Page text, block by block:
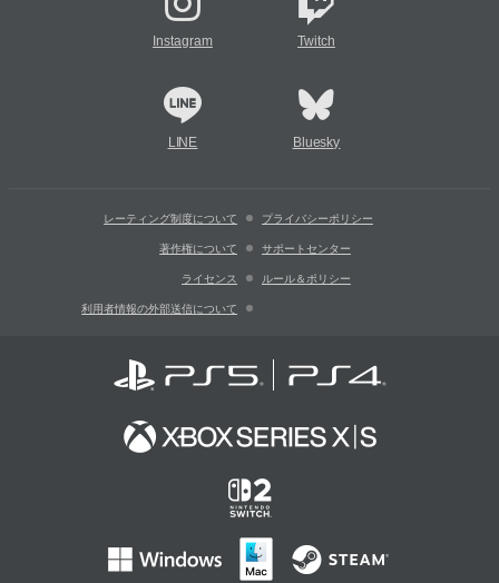
Instagram Twitch
LINE Bluesky
レーティング制度について プライバシーポリシー
著作権について サポートセンター
ライセンス ルール＆ポリシー
利用者情報の外部送信について